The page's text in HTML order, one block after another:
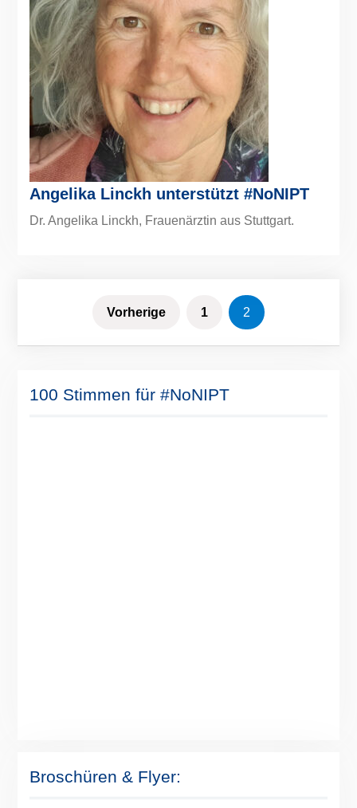
Angelika Linckh unterstützt #NoNIPT
Dr. Angelika Linckh, Frauenärztin aus Stuttgart.
Seitennummerierung
Vorherige 1 2
100 Stimmen für #NoNIPT
Broschüren & Flyer: